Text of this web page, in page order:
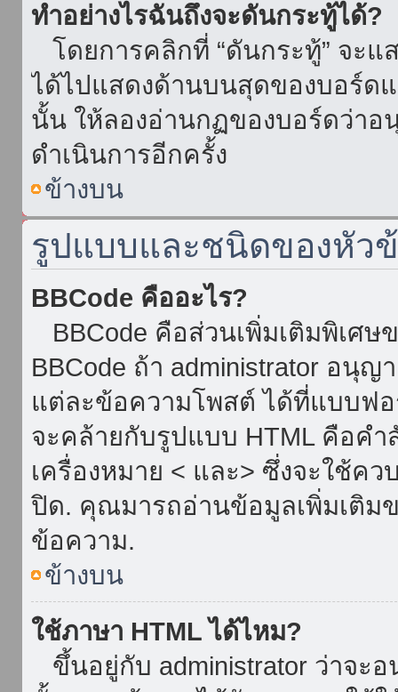
ทำอย่างไรฉันถึงจะดันกระทู้ได้?
โดยการคลิกที่ “ดันกระทู้” จะ
ได้ไปแสดงด้านบนสุดของบอร์ด
นั้น ให้ลองอ่านกฏของบอร์ดว่า
ดำเนินการอีกครั้ง
ข้างบน
รูปแบบและชนิดของหัว
BBCode คืออะไร?
BBCode คือส่วนเพิ่มเติมพิเศ
BBCode ถ้า administrator อนุ
แต่ละข้อความโพสต์ ได้ที่แบบฟ
จะคล้ายกับรูปแบบ HTML คือคำ
เครื่องหมาย < และ> ซึ่งจะใช้ค
ปิด. คุณมารถอ่านข้อมูลเพิ่มเติม
ข้อความ.
ข้างบน
ใช้ภาษา HTML ได้ไหม?
ขึ้นอยู่กับ administrator ว่าจะ